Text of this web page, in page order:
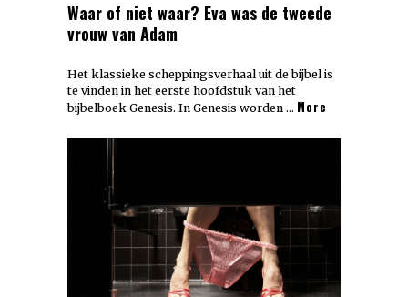
Waar of niet waar? Eva was de tweede
vrouw van Adam
Het klassieke scheppingsverhaal uit de bijbel is
te vinden in het eerste hoofdstuk van het
bijbelboek Genesis. In Genesis worden … More